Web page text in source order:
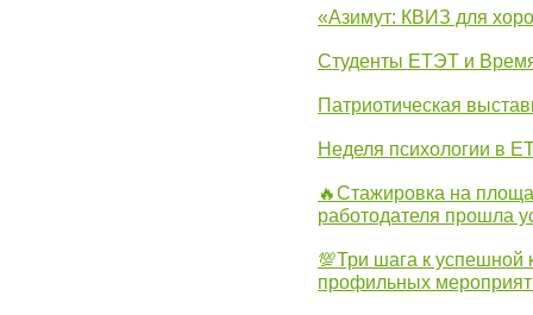
«Азимут: КВИЗ для
Студенты ЕТЭТ и
Патриотическая
Неделя психологии в
🔥Стажировка на
работодателя прошла
💯Три шага к успешной
профильных